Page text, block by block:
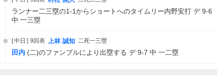
ランナー二三塁の1-1からショートへのタイムリー内野安打 デ 9-6
中 一三塁
中日 9回表 上林 誠知 二死一三塁
田内 (二)のファンブルにより出塁する デ 9-7 中 一二塁